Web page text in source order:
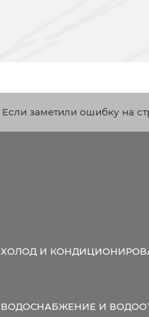
Если заметили ошибку на
ХОЛОД И
ВОДОСНАБЖЕНИЕ И